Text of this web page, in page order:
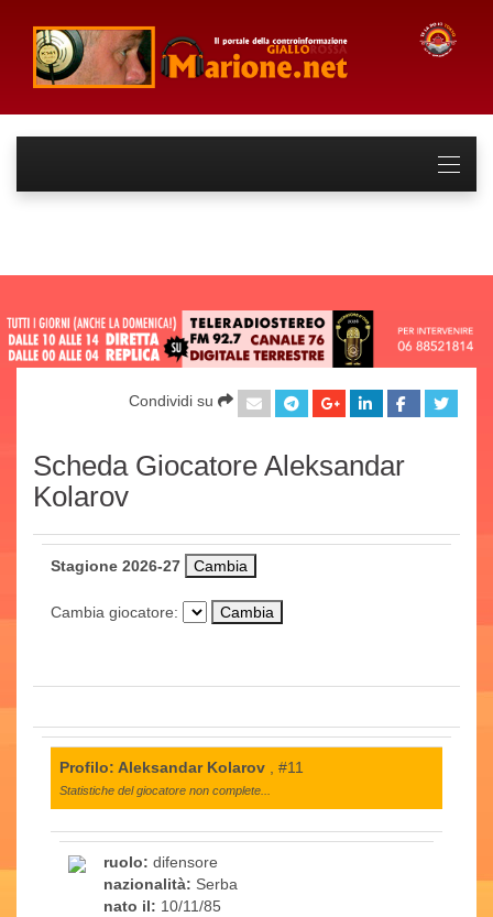
Condividi su
Scheda Giocatore Aleksandar
Kolarov
Stagione 2026-27
Cambia giocatore:
Profilo: Aleksandar Kolarov , #11
Statistiche del giocatore non complete...
ruolo: difensore
nazionalità: Serba
nato il: 10/11/85